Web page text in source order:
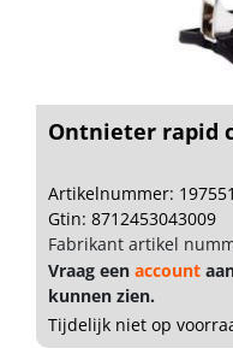
Ontnieter rapid
Artikelnummer:
Gtin: 8712453043009
Fabrikant artikel
Vraag een account
kunnen zien.
Tijdelijk niet op